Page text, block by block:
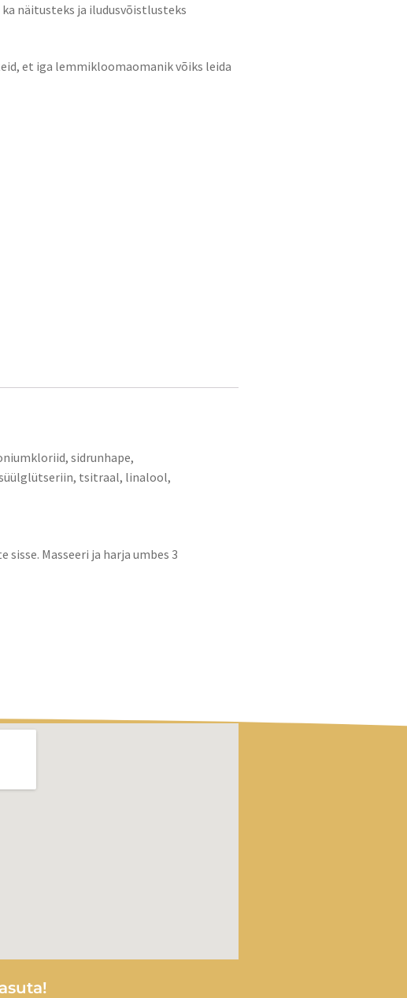
näitusteks ja iludusvõistlusteks
et iga lemmikloomaomanik võiks leida
sidrunhape,
tsitraal, linalool,
Masseeri ja harja umbes 3